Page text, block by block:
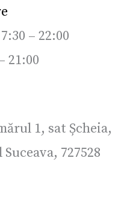
– 22:00
21:00
1, sat Șcheia,
727528